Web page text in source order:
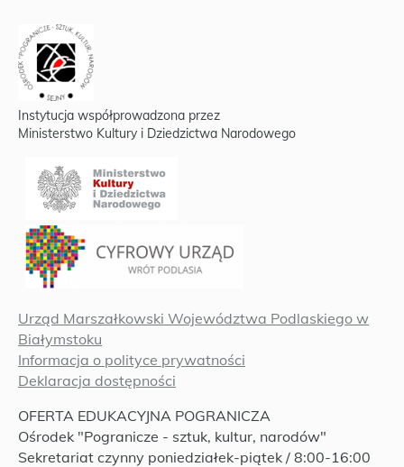
Instytucja współprowadzona przez
Ministerstwo Kultury i Dziedzictwa Narodowego
Urząd Marszałkowski Województwa Podlaskiego w
Białymstoku
Informacja o polityce prywatności
Deklaracja dostępności
OFERTA EDUKACYJNA POGRANICZA
Ośrodek "Pogranicze - sztuk, kultur, narodów"
Sekretariat czynny poniedziałek-piątek / 8:00-16:00